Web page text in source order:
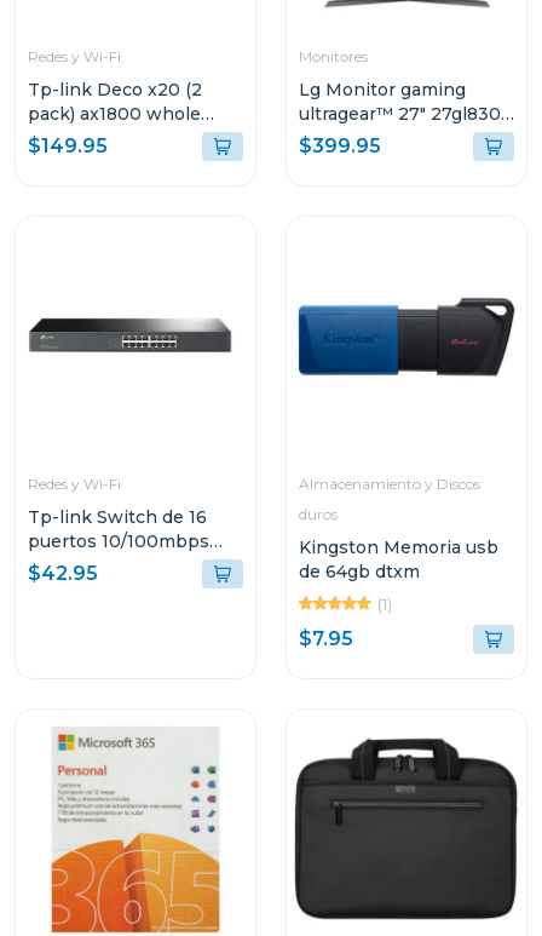
Redes y Wi-Fi
Tp-link Deco x20 (2
pack) ax1800 whole
home mesh
$149.95
Monitores
Lg Monitor gaming
ultragear™ 27" 27gl830-
b qhd 144hz 3 años de
garantía
$399.95
Redes y Wi-Fi
Tp-link Switch de 16
puertos 10/100mbps
para montaje en rack
tlsf10
$42.95
Almacenamiento y Discos
duros
Kingston Memoria usb
de 64gb dtxm
(1)
$7.95